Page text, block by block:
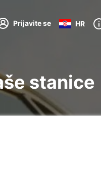
Prijavite se HR
stanice